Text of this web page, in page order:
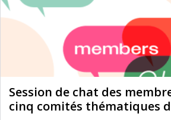
Session de chat des
cinq comités thématiques